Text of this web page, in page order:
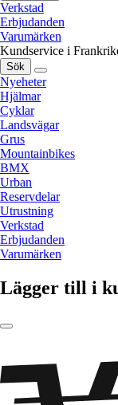
Verkstad
Erbjudanden
Varumärken
Kundservice i
Sök
Nyeheter
Hjälmar
Cyklar
Landsvägar
Grus
Mountainbikes
BMX
Urban
Reservdelar
Utrustning
Verkstad
Erbjudanden
Varumärken
Lägger till i